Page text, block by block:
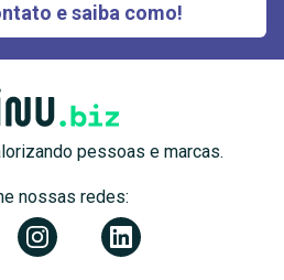
e saiba como!
pessoas e marcas.
nossas redes: